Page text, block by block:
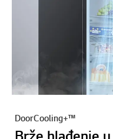
DoorCooling+™